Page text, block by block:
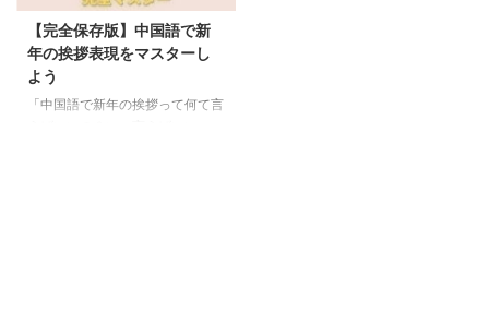
【完全保存版】中国語で新
年の挨拶表現をマスターし
よう
「中国語で新年の挨拶って何て言